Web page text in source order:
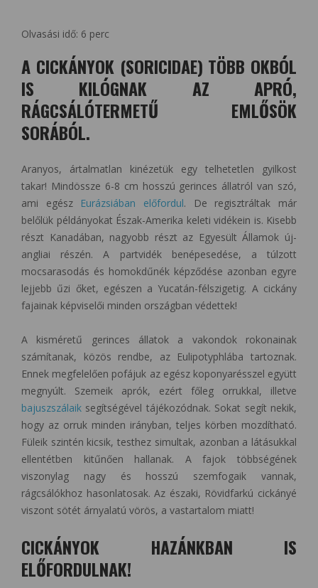
Olvasási idő: 6 perc
A CICKÁNYOK (SORICIDAE) TÖBB OKBÓL
IS KILÓGNAK AZ APRÓ,
RÁGCSÁLÓTERMETŰ EMLŐSÖK
SORÁBÓL.
Aranyos, ártalmatlan kinézetük egy telhetetlen gyilkost
takar! Mindössze 6-8 cm hosszú gerinces állatról van szó,
ami egész Eurázsiában előfordul. De regisztráltak már
belőlük példányokat Észak-Amerika keleti vidékein is. Kisebb
részt Kanadában, nagyobb részt az Egyesült Államok új-
angliai részén. A partvidék benépesedése, a túlzott
mocsarasodás és homokdűnék képződése azonban egyre
lejjebb űzi őket, egészen a Yucatán-félszigetig. A cickány
fajainak képviselői minden országban védettek!
A kisméretű gerinces állatok a vakondok rokonainak
számítanak, közös rendbe, az Eulipotyphlába tartoznak.
Ennek megfelelően pofájuk az egész koponyarésszel együtt
megnyúlt. Szemeik aprók, ezért főleg orrukkal, illetve
bajuszszálaik segítségével tájékozódnak. Sokat segít nekik,
hogy az orruk minden irányban, teljes körben mozdítható.
Füleik szintén kicsik, testhez simultak, azonban a látásukkal
ellentétben kitűnően hallanak. A fajok többségének
viszonylag nagy és hosszú szemfogaik vannak,
rágcsálókhoz hasonlatosak. Az északi, Rövidfarkú cickányé
viszont sötét árnyalatú vörös, a vastartalom miatt!
CICKÁNYOK HAZÁNKBAN IS
ELŐFORDULNAK!